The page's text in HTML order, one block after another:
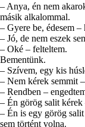
– Anya, én nem
másik alkalommal.
– Gyere be, édesem –
– Jó, de nem eszek
– Oké – felteltem.
Bementünk.
– Szívem, egy kis
– Nem kérek semmit
– Rendben –
– Én görög salit
– Én is egy görög
sem történt volna.